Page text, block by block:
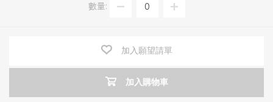
數量:
加入願望請單
加入購物車